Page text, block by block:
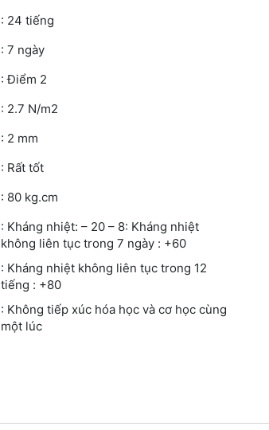
: 24 tiếng
: 7 ngày
: Điểm 2
: 2.7 N/m2
: 2 mm
: Rất tốt
: 80 kg.cm
: Kháng nhiệt: – 20 – 8: Kháng nhiệt
không liên tục trong 7 ngày : +60
: Kháng nhiệt không liên tục trong 12
tiếng : +80
: Không tiếp xúc hóa học và cơ học cùng
một lúc